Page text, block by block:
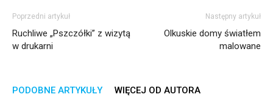
Poprzedni artykuł
Ruchliwe „Pszczółki” z wizytą
w drukarni
Następny artykuł
Olkuskie domy światłem
malowane
PODOBNE ARTYKUŁY WIĘCEJ OD AUTORA